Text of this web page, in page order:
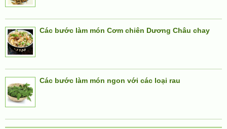
Các bước làm món Cơm chiên Dương Châu chay
Các bước làm món ngon với các loại rau